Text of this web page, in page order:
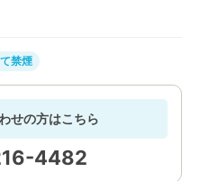
禁煙
せの方はこちら
4482